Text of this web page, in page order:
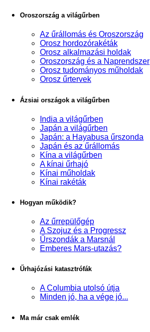
Oroszország a világűrben
Az űrállomás és Oroszország
Orosz hordozórakéták
Orosz alkalmazási holdak
Oroszország és a Naprendszer
Orosz tudományos műholdak
Orosz űrtervek
Ázsiai országok a világűrben
India a világűrben
Japán a világűrben
Japán: a Hayabusa űrszonda
Japán és az űrállomás
Kína a világűrben
A kínai űrhajó
Kínai műholdak
Kínai rakéták
Hogyan működik?
Az űrrepülőgép
A Szojuz és a Progressz
Űrszondák a Marsnál
Emberes Mars-utazás?
Űrhajózási katasztrófák
A Columbia utolsó útja
Minden jó, ha a vége jó...
Ma már csak emlék